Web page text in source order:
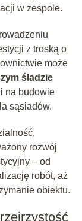
w zespole.
z troską o
może
śladzie
na budowie
sąsiadów.
rozwój
– od
robót, aż
obiektu.